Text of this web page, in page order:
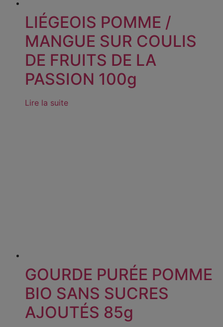
LIÉGEOIS POMME /
MANGUE SUR COULIS
DE FRUITS DE LA
PASSION 100g
Lire la suite
GOURDE PURÉE POMME
BIO SANS SUCRES
AJOUTÉS 85g